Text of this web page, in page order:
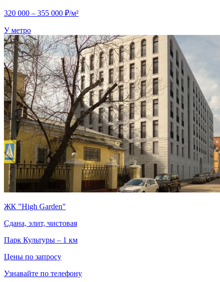
320 000 – 355 000 ₽/м²
У метро
ЖК "High Garden"
Сдана, элит, чистовая
Парк Культуры – 1 км
Цены по запросу
Узнавайте по телефону